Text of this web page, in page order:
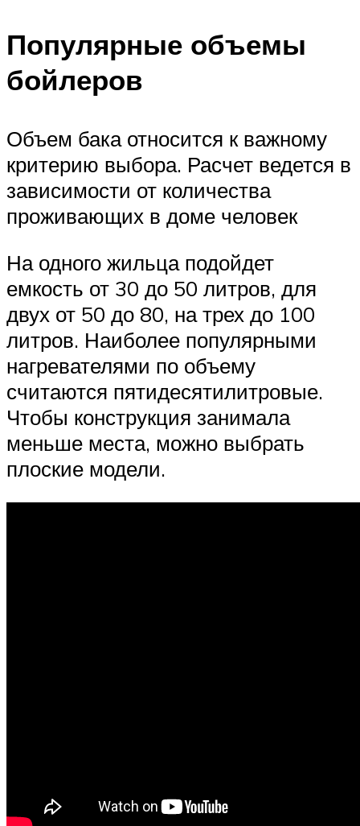
Популярные объемы
бойлеров
Объем бака относится к важному
критерию выбора. Расчет ведется в
зависимости от количества
проживающих в доме человек
На одного жильца подойдет
емкость от 30 до 50 литров, для
двух от 50 до 80, на трех до 100
литров. Наиболее популярными
нагревателями по объему
считаются пятидесятилитровые.
Чтобы конструкция занимала
меньше места, можно выбрать
плоские модели.